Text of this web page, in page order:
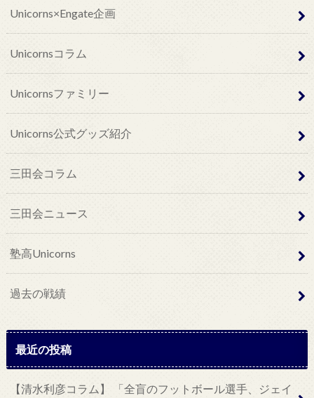
Unicorns×Engate企画
Unicornsコラム
Unicornsファミリー
Unicorns公式グッズ紹介
三田会コラム
三田会ニュース
塾高Unicorns
過去の戦績
最近の投稿
【清水利彦コラム】 「全盲のフットボール選手、ジェイ